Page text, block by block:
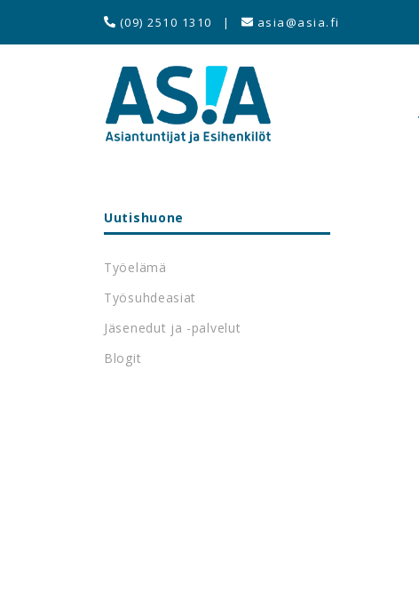
(09) 2510 1310 | asia@asia.fi
Uutishuone
Työelämä
Työsuhdeasiat
Jäsenedut ja -palvelut
Blogit